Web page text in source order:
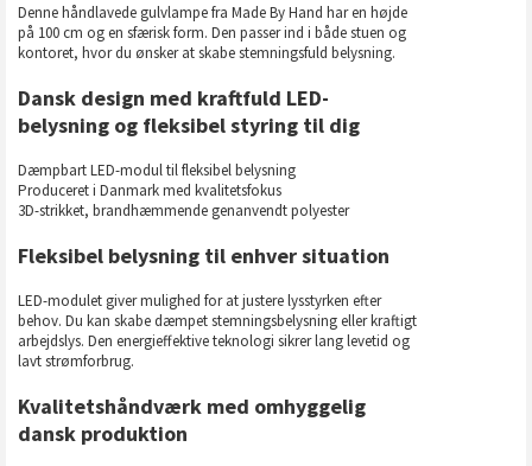
Denne håndlavede gulvlampe fra Made By Hand har en højde
på 100 cm og en sfærisk form. Den passer ind i både stuen og
kontoret, hvor du ønsker at skabe stemningsfuld belysning.
Dansk design med kraftfuld LED-
belysning og fleksibel styring til dig
Dæmpbart LED-modul til fleksibel belysning
Produceret i Danmark med kvalitetsfokus
3D-strikket, brandhæmmende genanvendt polyester
Fleksibel belysning til enhver situation
LED-modulet giver mulighed for at justere lysstyrken efter
behov. Du kan skabe dæmpet stemningsbelysning eller kraftigt
arbejdslys. Den energieffektive teknologi sikrer lang levetid og
lavt strømforbrug.
Kvalitetshåndværk med omhyggelig
dansk produktion